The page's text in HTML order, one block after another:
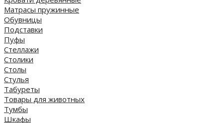
Матрасы пружинные
Обувницы
Подставки
Пуфы
Стеллажи
Столики
Столы
Стулья
Табуреты
Товары для животных
Тумбы
Шкафы